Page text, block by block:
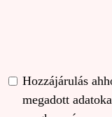
Hozzájárulás
megadott